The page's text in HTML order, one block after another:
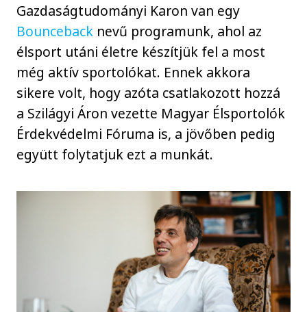
Gazdaságtudományi Karon van egy
Bounceback nevű programunk, ahol az
élsport utáni életre készítjük fel a most
még aktív sportolókat. Ennek akkora
sikere volt, hogy azóta csatlakozott hozzá
a Szilágyi Áron vezette Magyar Élsportolók
Érdekvédelmi Fóruma is, a jövőben pedig
együtt folytatjuk ezt a munkát.